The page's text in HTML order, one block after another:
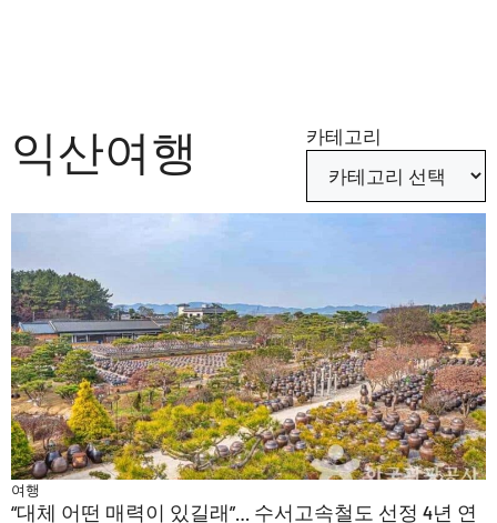
익산여행 카테고리
여행
“대체 어떤 매력이 있길래”… 수서고속철도 선정 4년 연